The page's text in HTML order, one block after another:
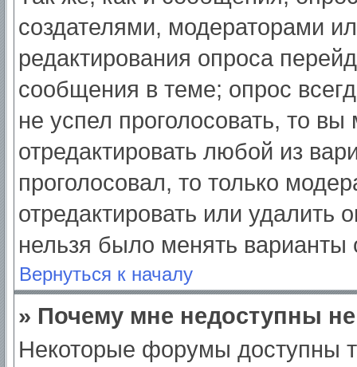
создателями, модераторами
редактирования опроса
сообщения в теме; опрос
не успел проголосовать, то
отредактировать любой из
проголосовал, то только
отредактировать или удалить
нельзя было менять варианты
Вернуться к началу
» Почему мне недоступны
Некоторые форумы доступны